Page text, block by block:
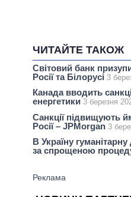
ЧИТАЙТЕ ТАКОЖ
Світовий банк
Росії та Білорусі 3
Канада вводить
енергетики 3 березня
Санкції підвищують
Росії – JPMorgan 3
В Україну
за спрощеною